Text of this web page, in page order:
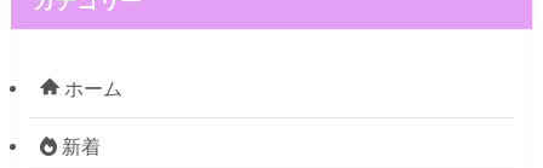
ホーム
新着